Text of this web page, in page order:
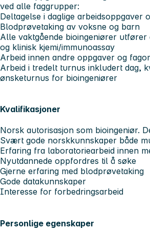
ved alle faggrupper:
Deltagelse i daglige arbeidsoppgaver
Blodprøvetaking av voksne og barn
Alle vaktgående bioingeniører
og klinisk kjemi/immunoassay
Arbeid innen andre oppgaver og
Arbeid i tredelt turnus inkludert dag,
ønsketurnus for bioingeniører
Kvalifikasjoner
Norsk autorisasjon som bioingeniør.
Svært gode norskkunnskaper både
Erfaring fra laboratoriearbeid innen
Nyutdannede oppfordres til å søke
Gjerne erfaring med blodprøvetaking
Gode datakunnskaper
Interesse for forbedringsarbeid
Personlige egenskaper